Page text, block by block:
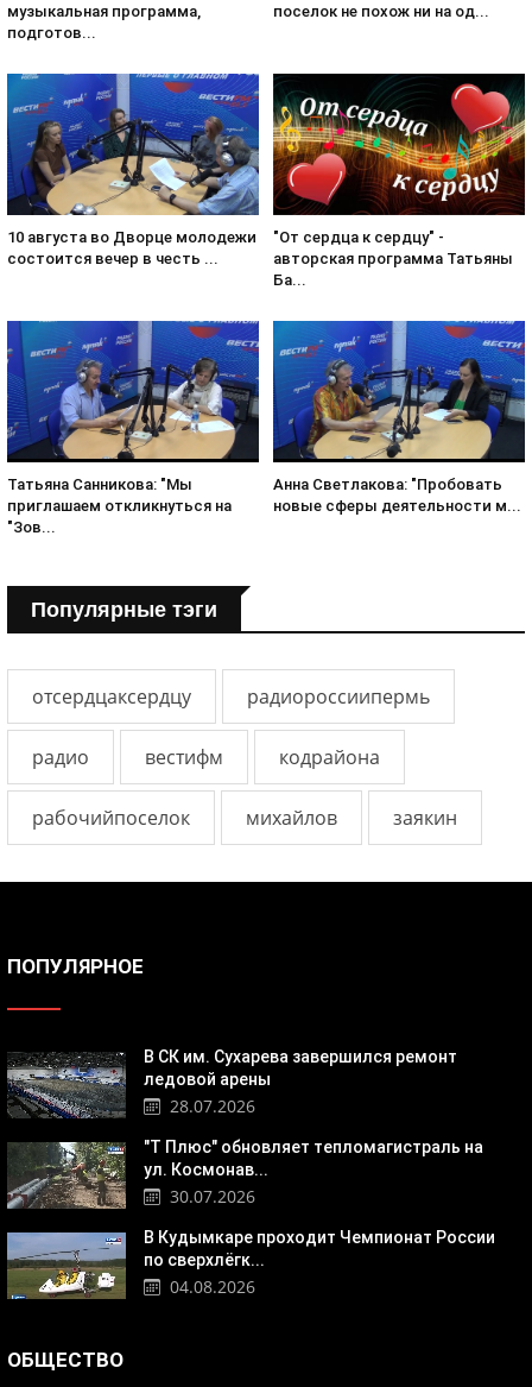
музыкальная программа,
подготов...
поселок не похож ни на од...
10 августа во Дворце молодежи
состоится вечер в честь ...
"От сердца к сердцу" -
авторская программа Татьяны
Ба...
Татьяна Санникова: "Мы
приглашаем откликнуться на
"Зов...
Анна Светлакова: "Пробовать
новые сферы деятельности м...
Популярные тэги
отсердцаксердцу радиороссиипермь
радио вестифм кодрайона
рабочийпоселок михайлов заякин
ПОПУЛЯРНОЕ
В СК им. Сухарева завершился ремонт
ледовой арены
28.07.2026
"Т Плюс" обновляет тепломагистраль на
ул. Космонав...
30.07.2026
В Кудымкаре проходит Чемпионат России
по сверхлёгк...
04.08.2026
ОБЩЕСТВО